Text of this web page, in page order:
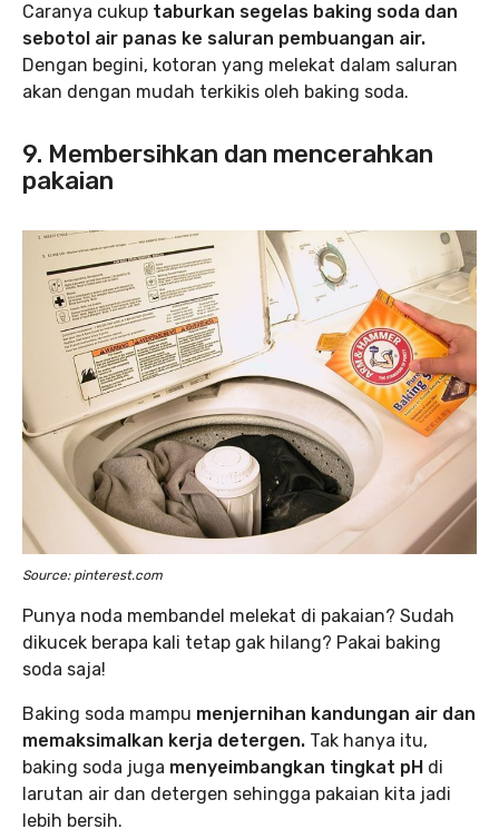
Caranya cukup taburkan segelas baking soda dan
sebotol air panas ke saluran pembuangan air.
Dengan begini, kotoran yang melekat dalam saluran
akan dengan mudah terkikis oleh baking soda.
9. Membersihkan dan mencerahkan
pakaian
Source: pinterest.com
Punya noda membandel melekat di pakaian? Sudah
dikucek berapa kali tetap gak hilang? Pakai baking
soda saja!
Baking soda mampu menjernihan kandungan air dan
memaksimalkan kerja detergen. Tak hanya itu,
baking soda juga menyeimbangkan tingkat pH di
larutan air dan detergen sehingga pakaian kita jadi
lebih bersih.